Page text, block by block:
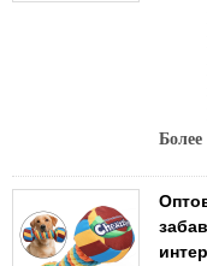
Более